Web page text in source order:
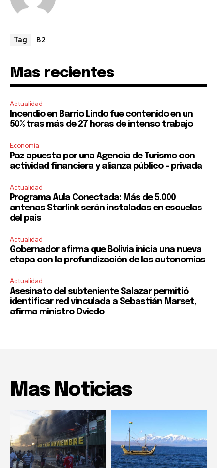
Tag B2
Mas recientes
Actualidad
Incendio en Barrio Lindo fue contenido en un
50% tras más de 27 horas de intenso trabajo
Economía
Paz apuesta por una Agencia de Turismo con
actividad financiera y alianza público – privada
Actualidad
Programa Aula Conectada: Más de 5.000
antenas Starlink serán instaladas en escuelas
del país
Actualidad
Gobernador afirma que Bolivia inicia una nueva
etapa con la profundización de las autonomías
Actualidad
Asesinato del subteniente Salazar permitió
identificar red vinculada a Sebastián Marset,
afirma ministro Oviedo
Mas Noticias